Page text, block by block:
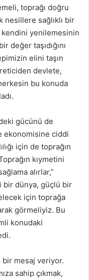
toprağı doğru
sağlıklı bir
kendini yenilemesinin
değer taşıdığını
elini taşın
devlete,
bu konuda
gücünü de
ekonomisine ciddi
için de toprağın
kıymetini
alırlar,”
bir dünya, güçlü bir
için toprağa
görmeliyiz. Bu
konudaki
bir mesaj veriyor.
sahip çıkmak,